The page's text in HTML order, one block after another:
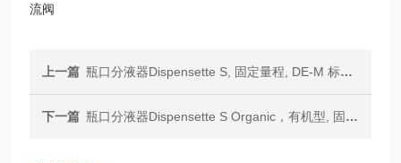
流阀
上一篇 瓶口分液器Dispensette S, 固定量程, DE-M 标志, 5 ml, 带回流阀
下一篇 瓶口分液器Dispensette S Organic，有机型, 固定量程, DE-M 标志, 10 ml, 带回流阀